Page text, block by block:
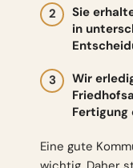
Sie
in
Wir
Fertigung
Eine gute